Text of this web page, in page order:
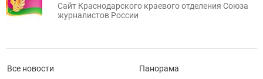
Сайт Краснодарского краевого отделения Союза
журналистов России
Все новости Панорама